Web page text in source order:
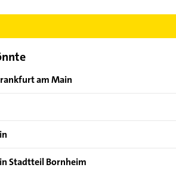
am Main
Stadtteil Bornheim